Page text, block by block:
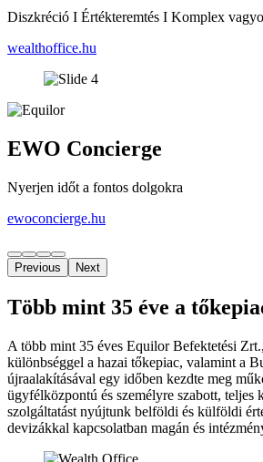
Diszkréció I Értékteremtés I Komplex
wealthoffice.hu
EWO Concierge
Nyerjen időt a fontos dolgokra
ewoconcierge.hu
Previous Next
Több mint 35 éve a
A több mint 35 éves Equilor Befektetési
különbséggel a hazai tőkepiac, valamint a
újraalakításával egy időben kezdte meg
ügyfélközpontú és személyre szabott, teljes
szolgáltatást nyújtunk belföldi és külföldi
devizákkal kapcsolatban magán és